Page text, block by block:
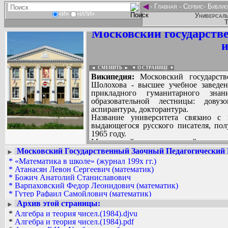
«И» «ИЛИ»
◄- Главная - Сервис-
Московский
◄ СМЕНИТЬ ► ▼ О СТРАНИЦЕ ▼
Википедия: Московский
Шолохова - высшее учебное
прикладного гуманитарного
образовательной лестницы:
аспирантура, докторантура.
Название университета связано
выдающегося русского писателя,
1965 году.
Московский государственный
как Московский государственный
(МГЗПИ). В 1987 году в вузе были
языка и литературы, физико-
начальных классов.
В начале 1990-х годов МГЗПИ
восприимчивость к современным
МГЗПИ переименовали в
институт (МГОПИ).
10 января 1995 года слово
получает новое название -
Вадим Ершов...
bolega, intellect, Legion, sad369,
СПИСОК НЕКОТОРЫХ
...
►
Московский Государственный Заочный Педагогический
* «Математика в школе» (журнал 199x гг.)
* Атанасян Левон Сергеевич (математик)
* Божич Анатолий Станиславович
* Варпаховский Федор Леонидович (математик)
* Гутер Рафаил Самойлович (математик)
* Литература. Обществоведение: Культура, наука,
* Московский Государственный Заочный Педагогический
* Солодовников Александр Самуилович
* Филология. Разное
►
Архив этой страницы:
* Алгебра и теория чисел.(1984).djvu
* Алгебра и теория чисел.(1984).pdf